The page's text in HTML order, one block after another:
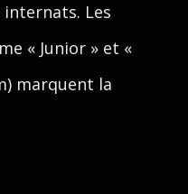
internats. Les
« Junior » et «
marquent la